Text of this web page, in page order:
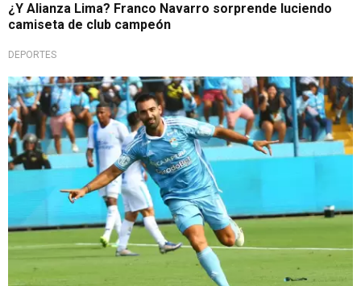
¿Y Alianza Lima? Franco Navarro sorprende luciendo
camiseta de club campeón
DEPORTES
Liga 1